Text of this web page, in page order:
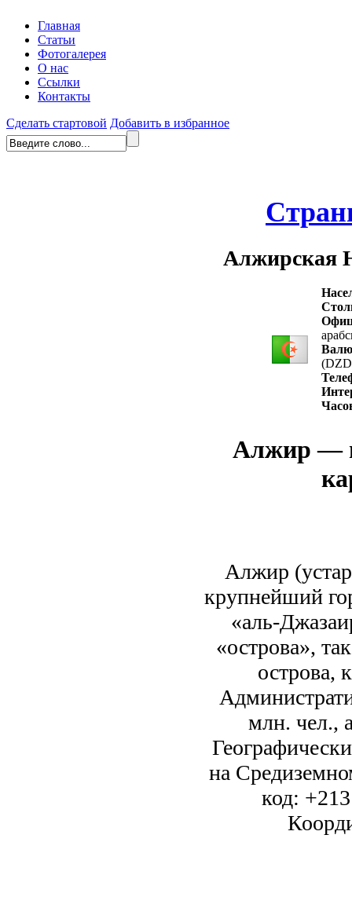
Главная
Статьи
Фотогалерея
О нас
Ссылки
Контакты
Сделать стартовой Добавить в избранное
Алжирская
Алжир —
Алжир
крупнейший
«аль-
«острова»,
острова,
млн. чел.,
на
код: